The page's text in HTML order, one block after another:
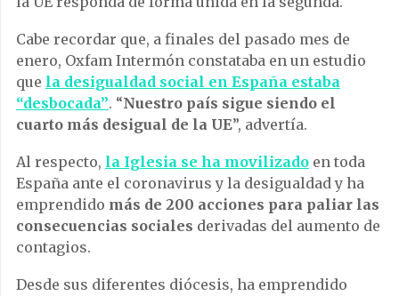
Cabe recordar que, a finales del pasado mes de
enero, Oxfam Intermón constataba en un estudio
que la desigualdad social en España estaba
“desbocada”. “Nuestro país sigue siendo el
cuarto más desigual de la UE”, advertía.
Al respecto, la Iglesia se ha movilizado en toda
España ante el coronavirus y la desigualdad y ha
emprendido más de 200 acciones para paliar las
consecuencias sociales derivadas del aumento de
contagios.
Desde sus diferentes diócesis, ha emprendido